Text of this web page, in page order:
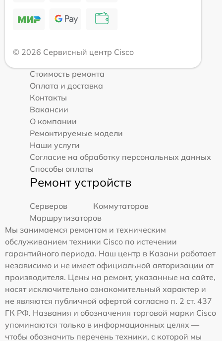
© 2026 Сервисный центр Cisco
Стоимость ремонта
Оплата и доставка
Контакты
Вакансии
О компании
Ремонтируемые модели
Наши услуги
Согласие на обработку персональных данных
Способы оплаты
Ремонт устройств
Серверов
Коммутаторов
Маршрутизаторов
Мы занимаемся ремонтом и техническим
обслуживанием техники Cisco по истечении
гарантийного периода. Наш центр в Казани работает
независимо и не имеет официальной авторизации от
производителя. Цены на ремонт, указанные на сайте,
носят исключительно ознакомительный характер и
не являются публичной офертой согласно п. 2 ст. 437
ГК РФ. Названия и обозначения торговой марки Cisco
упоминаются только в информационных целях —
чтобы обозначить перечень техники, с которой мы